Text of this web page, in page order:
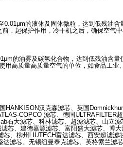
0.01μm的液体及固体微粒，达到低残油含
前，起保护作用，冷干机之后，确保空气
μm的油雾及碳氢化合物，达到低残油含量
用高质量高质量空气的单位，如食品工业
HANKISON汉克森滤芯、英国
COPCO 滤芯、德国 ULTRAFILTER
石大滤芯、科林滤芯、超滤滤芯、山立
芯、建德嘉源滤芯、富阳盛大滤芯、博
芯、柳州 LIUTECH富达滤芯、西安超滤滤
达滤芯、无锡纽曼泰克滤芯、英格索兰滤